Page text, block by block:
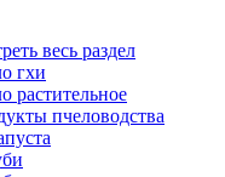
весь раздел
гхи
растительное
пчеловодства